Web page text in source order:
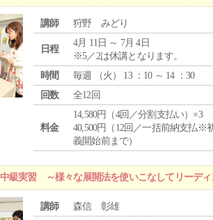
講師 狩野 みどり
日程
4月 11日 ～ 7月 4日
※5／2は休講となります。
時間
毎週 （火 ） 13 ：10 ～ 14 ：30
回数
全12回
料金
14,580円（4回／分割支払い）×3
40,500円（12回／一括前納支払※
義開始前まで）
級実習 ～様々な展開法を使いこなしてリーディ
講師 森信 彰雄